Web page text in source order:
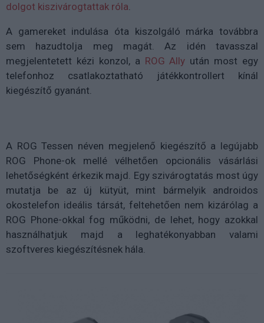
dolgot kiszivárogtattak róla.
A gamereket indulása óta kiszolgáló márka továbbra
sem hazudtolja meg magát. Az idén tavasszal
megjelentetett kézi konzol, a ROG Ally után most egy
telefonhoz csatlakoztatható játékkontrollert kínál
kiegészítő gyanánt.
A ROG Tessen néven megjelenő kiegészítő a legújabb
ROG Phone-ok mellé vélhetően opcionális vásárlási
lehetőségként érkezik majd. Egy szivárogtatás most úgy
mutatja be az új kütyüt, mint bármelyik androidos
okostelefon ideális társát, feltehetően nem kizárólag a
ROG Phone-okkal fog működni, de lehet, hogy azokkal
használhatjuk majd a leghatékonyabban valami
szoftveres kiegészítésnek hála.